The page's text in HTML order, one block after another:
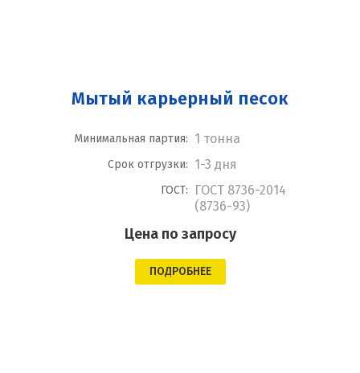
Мытый карьерный песок
Минимальная партия: 1 тонна
Срок отгрузки: 1-3 дня
ГОСТ:
ГОСТ 8736-2014
(8736-93)
Цена по запросу
ПОДРОБНЕЕ